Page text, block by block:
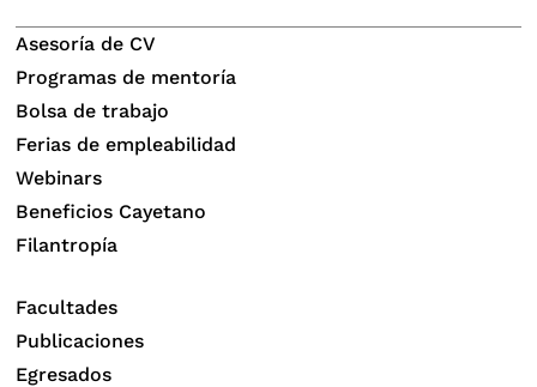
Asesoría de CV
Programas de mentoría
Bolsa de trabajo
Ferias de empleabilidad
Webinars
Beneficios Cayetano
Filantropía
Facultades
Publicaciones
Egresados